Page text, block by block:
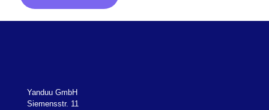
Yanduu GmbH
Siemensstr. 11